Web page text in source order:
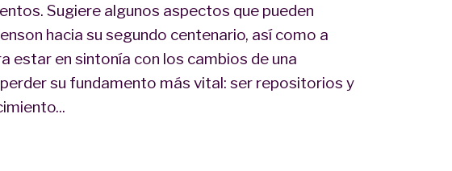
Sugiere algunos aspectos que pueden
hacia su segundo centenario, así como a
estar en sintonía con los cambios de una
su fundamento más vital: ser repositorios y